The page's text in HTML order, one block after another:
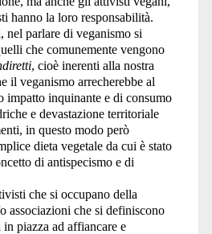
hanno la loro responsabilità.
nel parlare di veganismo si
che comunemente vengono
, cioè inerenti alla nostra
il veganismo arrecherebbe al
impatto inquinante e di consumo
e devastazione territoriale
in questo modo però
dieta vegetale da cui è stato
di antispecismo e di
che si occupano della
associazioni che si definiscono
in piazza ad affiancare e